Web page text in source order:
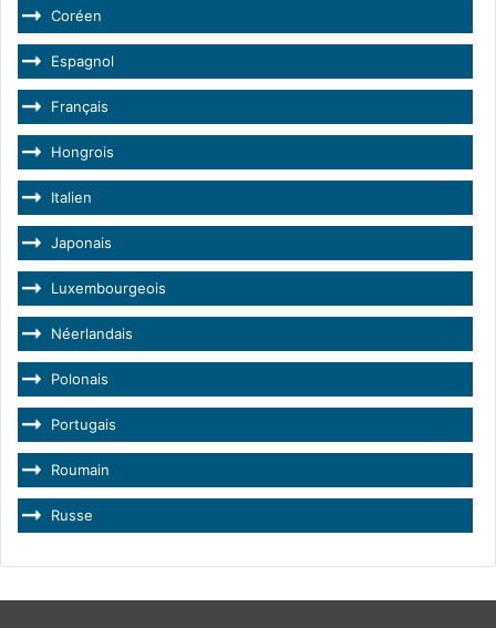
Coréen
Espagnol
Français
Hongrois
Italien
Japonais
Luxembourgeois
Néerlandais
Polonais
Portugais
Roumain
Russe